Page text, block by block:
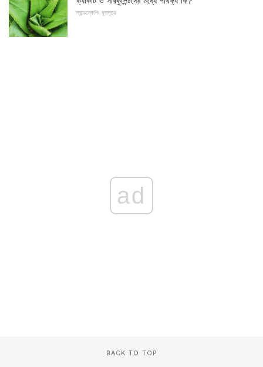
ল্যান্ডস্কেপিং মূলসূত্র
ad
BACK TO TOP